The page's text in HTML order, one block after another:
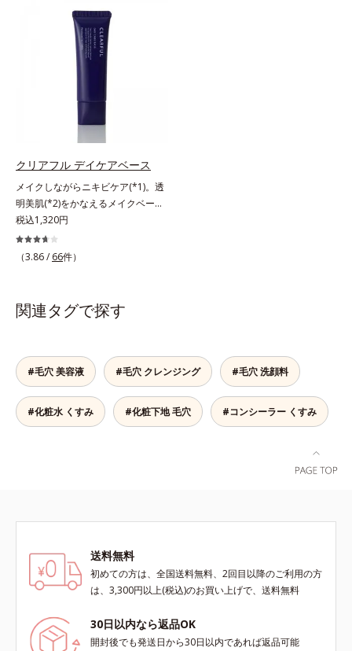
W*4 2022年5月 Mintel社データベ
ース及び先行技術調査による当社調
べ*5 オトギリソウエキス配合＝肌
にうるおいを与え、うるおいに満ち
たハリツヤ肌へ導く保湿成分
の美しさと化粧もちが格段にUP。
さらにヒアルロン酸、ローヤルゼリ
ーエキスなどの保湿成分を含む美容
液成分を87％配合。大気汚染物質バ
リア成分(*)もプラスして、乾燥やダ
ちな大人の肌を、血色感のある肌に
補整する、ピンクベージュカラーで
す。※オルビスのすべてのファンデ
ーションの下地としてご使用いただ
けます。* ホウケイ酸(Ca、Na)、酸
化銀
クリアフル デイケアベース
メイクしながらニキビケア(*1)。透
明美肌(*2)をかなえるメイクベー
ス。ニキビがあると、メイクはニキ
ビに良くないのではないかと心配に
なりがち。しかし何も塗らないと、
デイケアベースは、ニキビケア(*1)
できる新発想のメイク下地。スキン
で、“ニキビをケアしたい”と“肌をキ
レイに見せたい”が同時に叶えられ
ます。ピンク味のあるベージュ色
で、塗るとくすみがさっと払われ、
キビ・肌荒れを防ぐ*2 うるおいに
よる透明感のある肌
税込1,320円
（3.86 / 66件）
関連タグで探す
#毛穴 美容液 #毛穴 クレンジング #毛穴 洗顔料
#化粧水 くすみ #化粧下地 毛穴 #コンシーラー くすみ
送料無料
初めての方は、全国送料無料、2回目以降のご利用の方
は、3,300円以上(税込)のお買い上げで、送料無料
30日以内なら返品OK
開封後でも発送日から30日以内であれば返品可能